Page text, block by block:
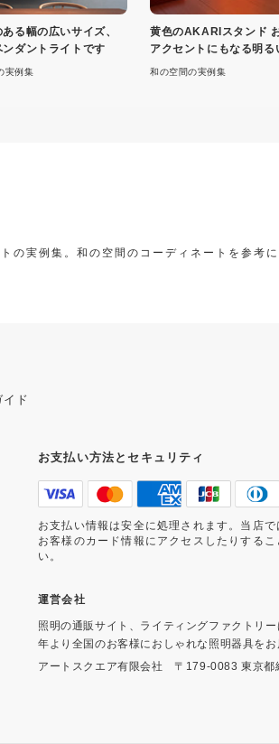
る幅の広いサイズ、
ンダントライトです
実例集
黄色のAKARIスタンド
アクセントにもなる明る
気
和の空間の実例集
の実例集。和の空間のコーディネートを参考
イド
お支払い方法とセキュリティ
お支払い情報は安全に処理されます。当店
お客様のカード情報にアクセスしたりする
い。
運営会社
照明の通販サイト、ライティングファクトリ
年より全国のお客様におしゃれな照明器具をお
アートスクエア有限会社〒179-0083 東京都